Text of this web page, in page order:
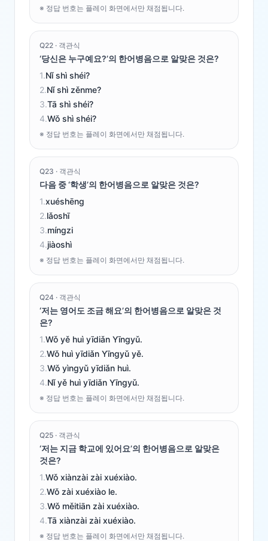
※ 정답 번호는 플레이 화면에서만 채점됩니다.
Q22 · 객관식
‘당신은 누구예요?’의 한어병음으로 알맞은 것은?
1.Nǐ shì shéi?
2.Nǐ shì zěnme?
3.Tā shì shéi?
4.Wǒ shì shéi?
※ 정답 번호는 플레이 화면에서만 채점됩니다.
Q23 · 객관식
다음 중 ‘학생’의 한어병음으로 알맞은 것은?
1.xuéshēng
2.lǎoshī
3.míngzi
4.jiàoshì
※ 정답 번호는 플레이 화면에서만 채점됩니다.
Q24 · 객관식
‘저는 영어도 조금 해요’의 한어병음으로 알맞은 것
은?
1.Wǒ yě huì yīdiǎn Yīngyǔ.
2.Wǒ huì yīdiǎn Yīngyǔ yě.
3.Wǒ yìngyǔ yīdiǎn huì.
4.Nǐ yě huì yīdiǎn Yīngyǔ.
※ 정답 번호는 플레이 화면에서만 채점됩니다.
Q25 · 객관식
‘저는 지금 학교에 있어요’의 한어병음으로 알맞은
것은?
1.Wǒ xiànzài zài xuéxiào.
2.Wǒ zài xuéxiào le.
3.Wǒ měitiān zài xuéxiào.
4.Tā xiànzài zài xuéxiào.
※ 정답 번호는 플레이 화면에서만 채점됩니다.